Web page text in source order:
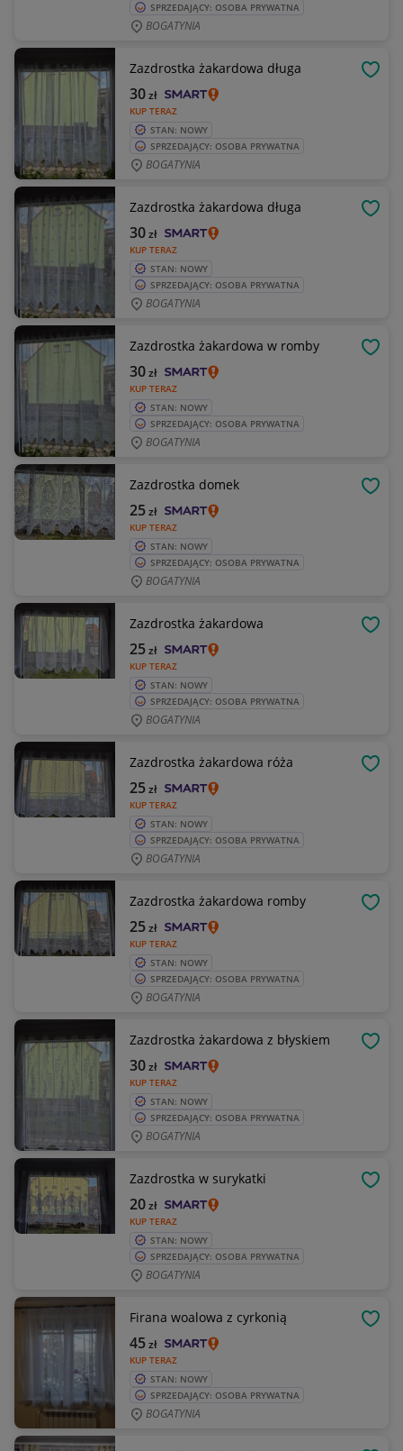
SPRZEDAJĄCY: OSOBA PRYWATNA
BOGATYNIA
Zazdrostka żakardowa długa
KUP TERAZ
30zł
STAN: NOWY
SPRZEDAJĄCY: OSOBA PRYWATNA
BOGATYNIA
Zazdrostka żakardowa długa
KUP TERAZ
30zł
STAN: NOWY
SPRZEDAJĄCY: OSOBA PRYWATNA
BOGATYNIA
Zazdrostka żakardowa w romby
KUP TERAZ
30zł
STAN: NOWY
SPRZEDAJĄCY: OSOBA PRYWATNA
BOGATYNIA
Zazdrostka domek
KUP TERAZ
25zł
STAN: NOWY
SPRZEDAJĄCY: OSOBA PRYWATNA
BOGATYNIA
Zazdrostka żakardowa
KUP TERAZ
25zł
STAN: NOWY
SPRZEDAJĄCY: OSOBA PRYWATNA
BOGATYNIA
Zazdrostka żakardowa róża
KUP TERAZ
25zł
STAN: NOWY
SPRZEDAJĄCY: OSOBA PRYWATNA
BOGATYNIA
Zazdrostka żakardowa romby
KUP TERAZ
25zł
STAN: NOWY
SPRZEDAJĄCY: OSOBA PRYWATNA
BOGATYNIA
Zazdrostka żakardowa z błyskiem
KUP TERAZ
30zł
STAN: NOWY
SPRZEDAJĄCY: OSOBA PRYWATNA
BOGATYNIA
Zazdrostka w surykatki
KUP TERAZ
20zł
STAN: NOWY
SPRZEDAJĄCY: OSOBA PRYWATNA
BOGATYNIA
Firana woalowa z cyrkonią
KUP TERAZ
45zł
STAN: NOWY
SPRZEDAJĄCY: OSOBA PRYWATNA
BOGATYNIA